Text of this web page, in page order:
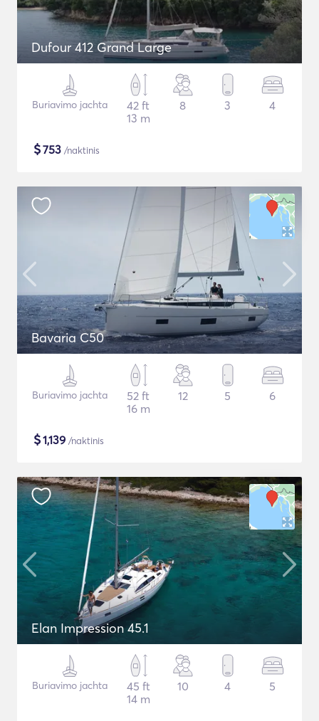
Dufour 412 Grand Large
Buriavimo jachta
42 ft
13 m
8 3 4
$753 /naktinis
Bavaria C50
Buriavimo jachta
52 ft
16 m
12 5 6
$1,139 /naktinis
Elan Impression 45.1
Buriavimo jachta
45 ft
14 m
10 4 5